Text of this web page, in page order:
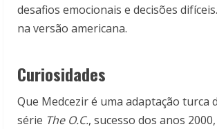
desafios emocionais e decisões
na versão americana.
Curiosidades
Que Medcezir é uma adaptação turca
série The O.C., sucesso dos anos